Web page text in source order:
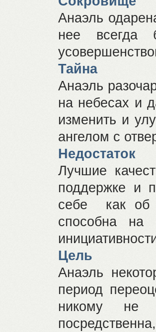
Анаэль
нее
Тайна
Анаэль
на небесах и
изменить и
ангелом с
Недостаток
Лучшие
поддержке и
себе как об
способна на
Цель
Анаэль
период
никому не